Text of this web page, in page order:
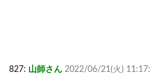
827: 山師さん 2022/06/21(火)